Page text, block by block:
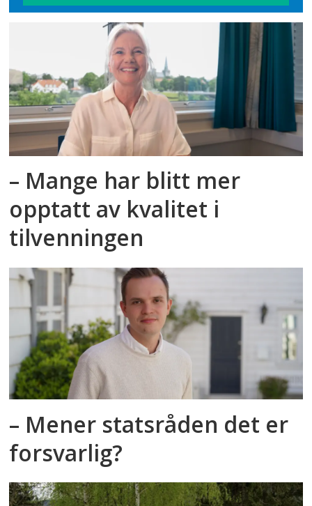
– Mange har blitt mer
opptatt av kvalitet i
tilvenningen
– Mener statsråden det er
forsvarlig?